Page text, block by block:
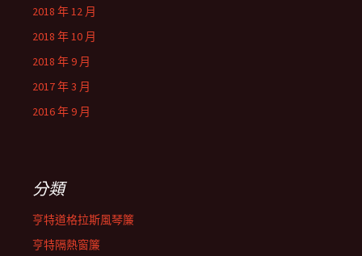
2018 年 12 月
2018 年 10 月
2018 年 9 月
2017 年 3 月
2016 年 9 月
分類
亨特道格拉斯風琴簾
亨特隔熱窗簾